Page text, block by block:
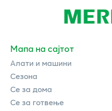
Мапа на сајтот
Алати и машини
Сезона
Се за дома
Се за готвење